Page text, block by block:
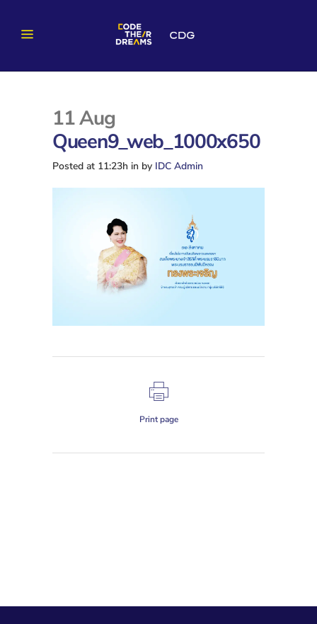
11 Aug
Queen9_web_1000x650
Posted at 11:23h in by IDC Admin
Print page